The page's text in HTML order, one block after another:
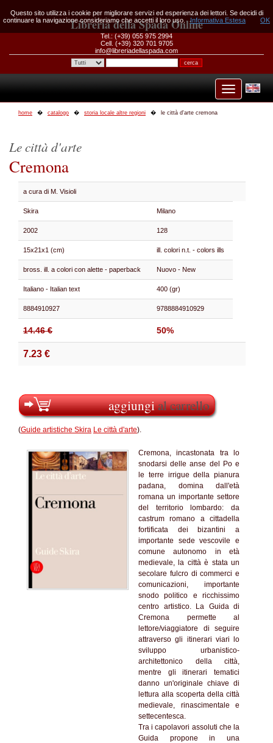
Libreria della Spada Online
Tel.: (+39) 055 975 2994
Cell. (+39) 320 701 9705
info@libreriadellaspada.com
home catalogo storia locale altre regioni le città d'arte cremona
Le città d'arte
Cremona
a cura di M. Visioli
Skira Milano
2002 128
15x21x1 (cm) ill. colori n.t. - colors ills
bross. ill. a colori con alette - paperback Nuovo - New
Italiano - Italian text 400 (gr)
8884910927 9788884910929
14.46 € 50%
7.23 €
aggiungial carrello
(Guide artistiche Skira Le città d'arte).
Cremona, incastonata tra lo
snodarsi delle anse del Po e
le terre irrigue della pianura
padana, domina dall'età
romana un importante settore
del territorio lombardo: da
castrum romano a cittadella
fortificata dei bizantini a
importante sede vescovile e
comune autonomo in età
medievale, la città è stata un
secolare fulcro di commerci e
comunicazioni, importante
snodo politico e ricchissimo
centro artistico. La Guida di
Cremona permette al
lettore/viaggiatore di seguire
attraverso gli itinerari viari lo
sviluppo urbanistico-
architettonico della città,
mentre gli itinerari tematici
danno un'originale chiave di
lettura alla scoperta della città
medievale, rinascimentale e
settecentesca.
Tra i capolavori assoluti che la
Guida propone in una
Questo sito utilizza i cookie per migliorare servizi ed esperienza dei lettori. Se decidi di
continuare la navigazione consideriamo che accetti il loro uso.
Informativa Estesa OK